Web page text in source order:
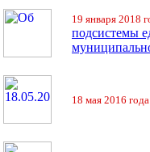
19 января 2018
подсистемы
18 мая 2016 года